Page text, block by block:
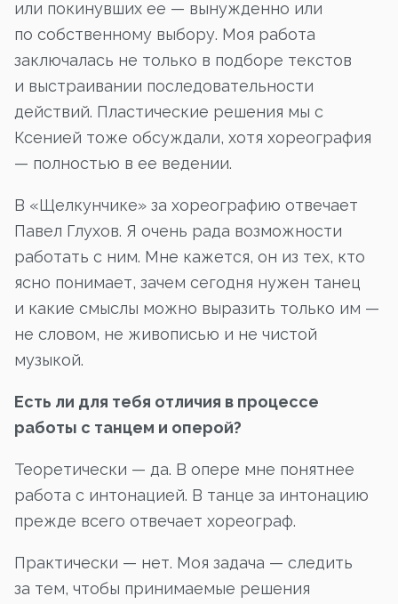
или покинувших ее — вынужденно или
по собственному выбору. Моя работа
заключалась не только в подборе текстов
и выстраивании последовательности
действий. Пластические решения мы с
Ксенией тоже обсуждали, хотя хореография
— полностью в ее ведении.
В «Щелкунчике» за хореографию отвечает
Павел Глухов. Я очень рада возможности
работать с ним. Мне кажется, он из тех, кто
ясно понимает, зачем сегодня нужен танец
и какие смыслы можно выразить только им —
не словом, не живописью и не чистой
музыкой.
Есть ли для тебя отличия в процессе
работы с танцем и оперой?
Теоретически — да. В опере мне понятнее
работа с интонацией. В танце за интонацию
прежде всего отвечает хореограф.
Практически — нет. Моя задача — следить
за тем, чтобы принимаемые решения